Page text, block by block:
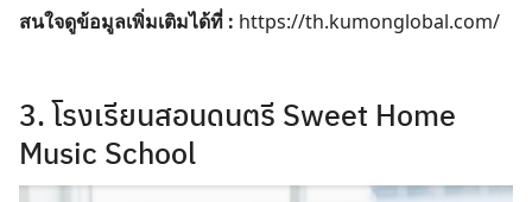
สนใจดูข้อมูลเพิ่มเติมได้ที่ : https://th.kumonglobal.com/
3. โรงเรียนสอนดนตรี Sweet Home
Music School